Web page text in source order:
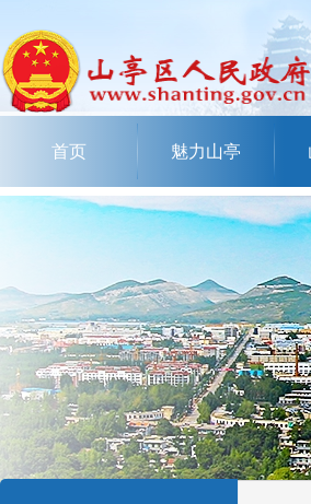
首页 魅力山亭